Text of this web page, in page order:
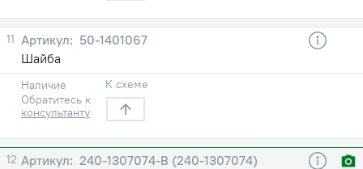
11
50-1401067
Шайба
Наличие
Обратитесь к
консультанту
К схеме
12
240-1307074-В (240-1307074)